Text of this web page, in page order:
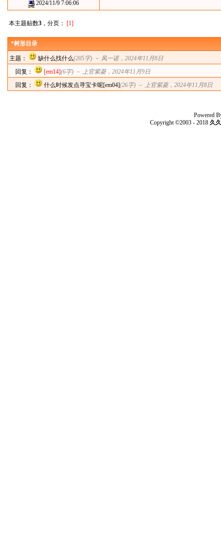
2024/11/9 7:06:06
本主题贴数3 ，分页： [1]
*树形目录
主题： 缺什么找什么(205字) － 凤一诺，2024年11月8日
回复：
[em14](6字) － 上官紫菱，2024年11月9日
回复：
什么时候发点寻宝卡呢[em04](26字) － 上官紫菱，2024年11月8日
Powered
Copyright ©2003 - 2018 久